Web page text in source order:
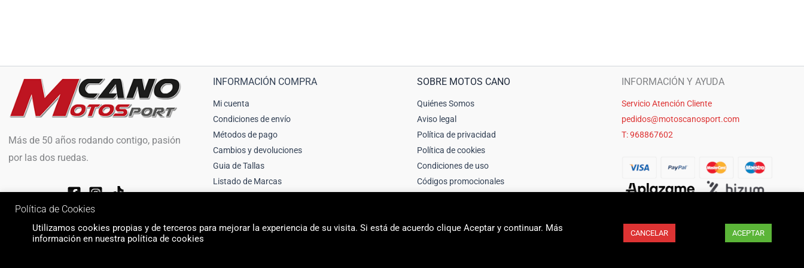
Más de 50 años rodando contigo, pasión
por las dos ruedas.
INFORMACIÓN COMPRA
Mi cuenta
Condiciones de envío
Métodos de pago
Cambios y devoluciones
Guia de Tallas
Listado de Marcas
SOBRE MOTOS CANO
Quiénes Somos
Aviso legal
Política de privacidad
Política de cookies
Condiciones de uso
Códigos promocionales
INFORMACIÓN Y AYUDA
Servicio Atención Cliente
pedidos@motoscanosport.com
T: 968867602
Política de Cookies
Utilizamos cookies propias y de terceros para mejorar la experiencia de su visita. Si está de acuerdo clique Aceptar y continuar. Más
información en nuestra política de cookies
CANCELAR ACEPTAR